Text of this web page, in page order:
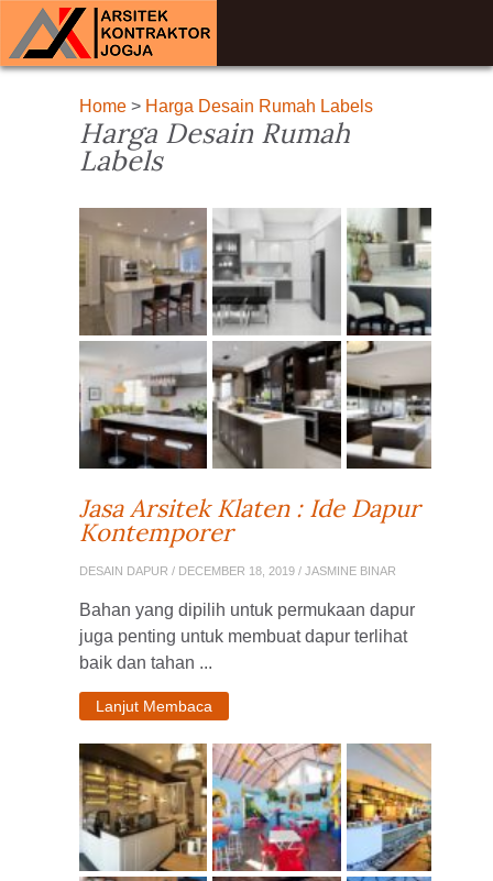
Home> Harga Desain Rumah Labels
Harga Desain Rumah
Labels
Jasa Arsitek Klaten : Ide Dapur
Kontemporer
DESAIN DAPUR / DECEMBER 18, 2019 / JASMINE BINAR
Bahan yang dipilih untuk permukaan dapur
juga penting untuk membuat dapur terlihat
baik dan tahan ...
Lanjut Membaca